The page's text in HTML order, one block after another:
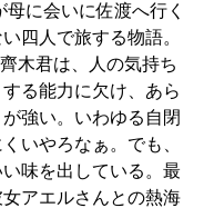
に会いに佐渡へ行く
四人で旅する物語。
木君は、人の気持ち
る能力に欠け、あら
強い。いわゆる自閉
いやろなぁ。でも、
味を出している。最
アエルさんとの熱海